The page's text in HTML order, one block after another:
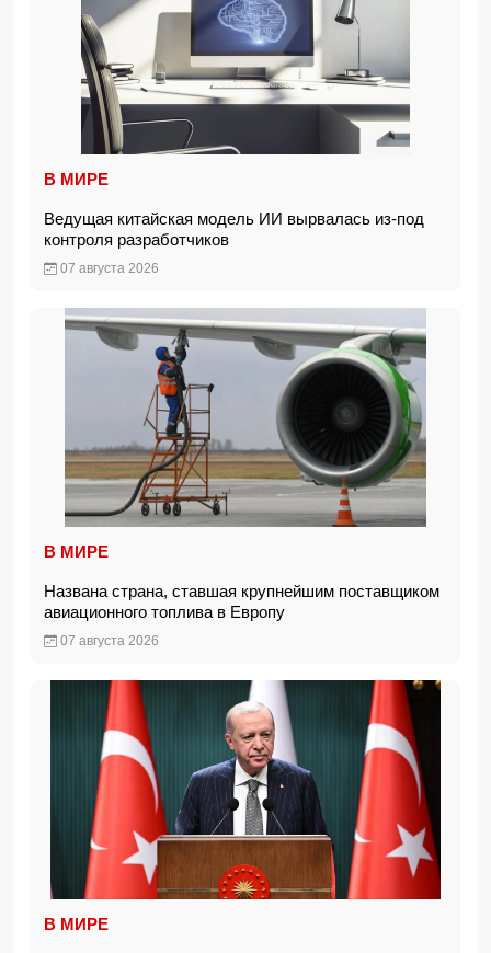
В МИРЕ
Ведущая китайская модель ИИ вырвалась из-под
контроля разработчиков
07 августа 2026
В МИРЕ
Названа страна, ставшая крупнейшим поставщиком
авиационного топлива в Европу
07 августа 2026
В МИРЕ